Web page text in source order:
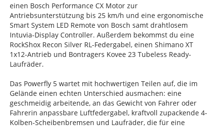
einen Bosch Performance CX Motor zur
Antriebsunterstützung bis 25 km/h und eine ergonomische
Smart System LED Remote von Bosch samt drahtlosem
Intuvia-Display Controller. Außerdem bekommst du eine
RockShox Recon Silver RL-Federgabel, einen Shimano XT
1x12-Antrieb und Bontragers Kovee 23 Tubeless Ready-
Laufräder.
Das Powerfly 5 wartet mit hochwertigen Teilen auf, die im
Gelände einen echten Unterschied ausmachen: eine
geschmeidig arbeitende, an das Gewicht von Fahrer oder
Fahrerin anpassbare Luftfedergabel, kraftvoll zupackende 4-
Kolben-Scheibenbremsen und Laufräder, die für eine